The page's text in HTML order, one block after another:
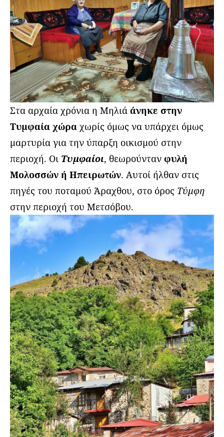
Στα αρχαία χρόνια η Μηλιά άνηκε στην
Τυμφαία χώρα χωρίς όμως να υπάρχει όμως
μαρτυρία για την ύπαρξη οικισμού στην
περιοχή. Οι Τυμφαίοι, θεωρούνταν φυλή
Μολοσσών ή Ηπειρωτών. Αυτοί ήλθαν στις
πηγές του ποταμού Άραχθου, στο όρος Τύμφη
στην περιοχή του Μετσόβου.